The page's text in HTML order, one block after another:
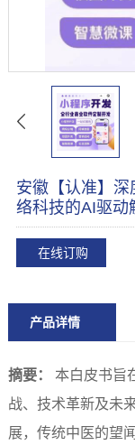
安徽【认准】
络科技的AI驱动
在线订购
产品详情
摘要： 本白皮书旨
战、技术革新及未
展，传统中医的望